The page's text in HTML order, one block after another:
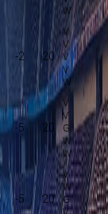
-2 20
-5 20
-5 20